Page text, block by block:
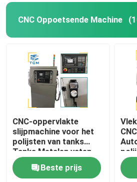
CNC Oppoetsende Machine
CNC-oppervlakte
slijpmachine voor het
polijsten van tanks
Tanks Metalen vaten
Spiegelspoelen
Beste prijs